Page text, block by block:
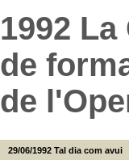
1992
de
de
29/06/1992 Tal dia com avui